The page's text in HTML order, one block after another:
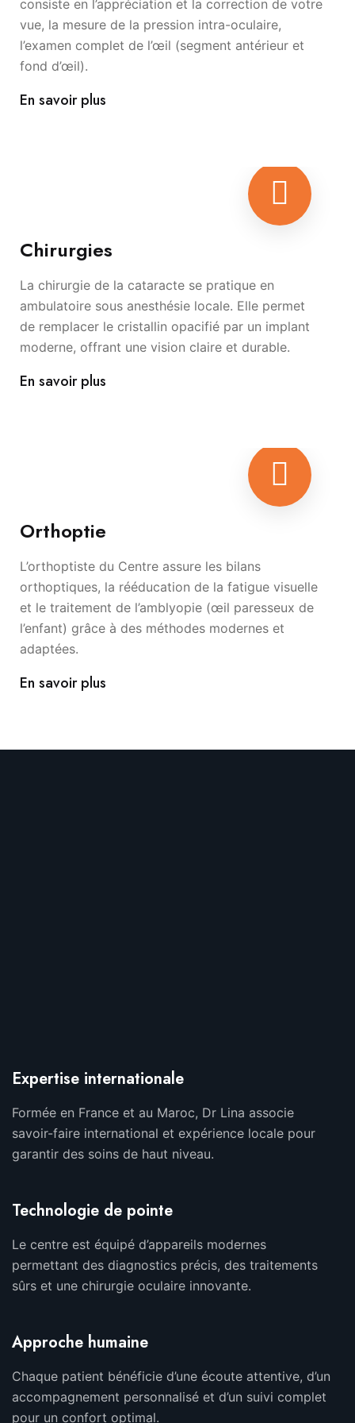
consiste en l’appréciation et la correction de votre
vue, la mesure de la pression intra-oculaire,
l’examen complet de l’œil (segment antérieur et
fond d’œil).
En savoir plus
Chirurgies
La chirurgie de la cataracte se pratique en
ambulatoire sous anesthésie locale. Elle permet
de remplacer le cristallin opacifié par un implant
moderne, offrant une vision claire et durable.
En savoir plus
Orthoptie
L’orthoptiste du Centre assure les bilans
orthoptiques, la rééducation de la fatigue visuelle
et le traitement de l’amblyopie (œil paresseux de
l’enfant) grâce à des méthodes modernes et
adaptées.
En savoir plus
Expertise internationale
Formée en France et au Maroc, Dr Lina associe
savoir-faire international et expérience locale pour
garantir des soins de haut niveau.
Technologie de pointe
Le centre est équipé d’appareils modernes
permettant des diagnostics précis, des traitements
sûrs et une chirurgie oculaire innovante.
Approche humaine
Chaque patient bénéficie d’une écoute attentive, d’un
accompagnement personnalisé et d’un suivi complet
pour un confort optimal.